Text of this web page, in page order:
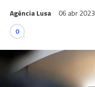
Agência Lusa 06 abr 2023
0